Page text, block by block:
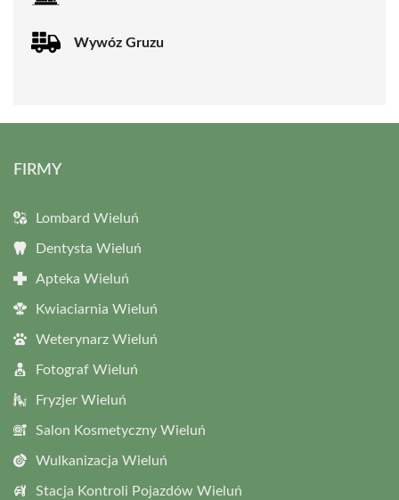
Wywóz Gruzu
FIRMY
Lombard Wieluń
Dentysta Wieluń
Apteka Wieluń
Kwiaciarnia Wieluń
Weterynarz Wieluń
Fotograf Wieluń
Fryzjer Wieluń
Salon Kosmetyczny Wieluń
Wulkanizacja Wieluń
Stacja Kontroli Pojazdów Wieluń